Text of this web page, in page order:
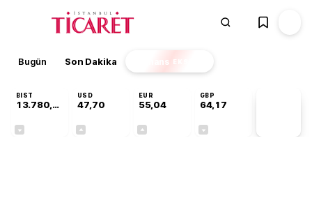
Bugün Son Dakika Finans EKSTRA
BIST
13.780,94
USD
47,70
EUR
55,04
GBP
64,17